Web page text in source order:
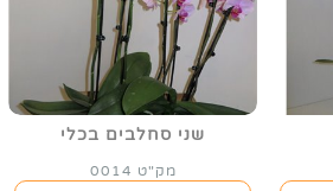
שני סחלבים בכלי
מק"ט 0014